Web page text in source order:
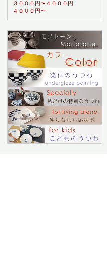
３０００円〜４０００円
４０００円〜